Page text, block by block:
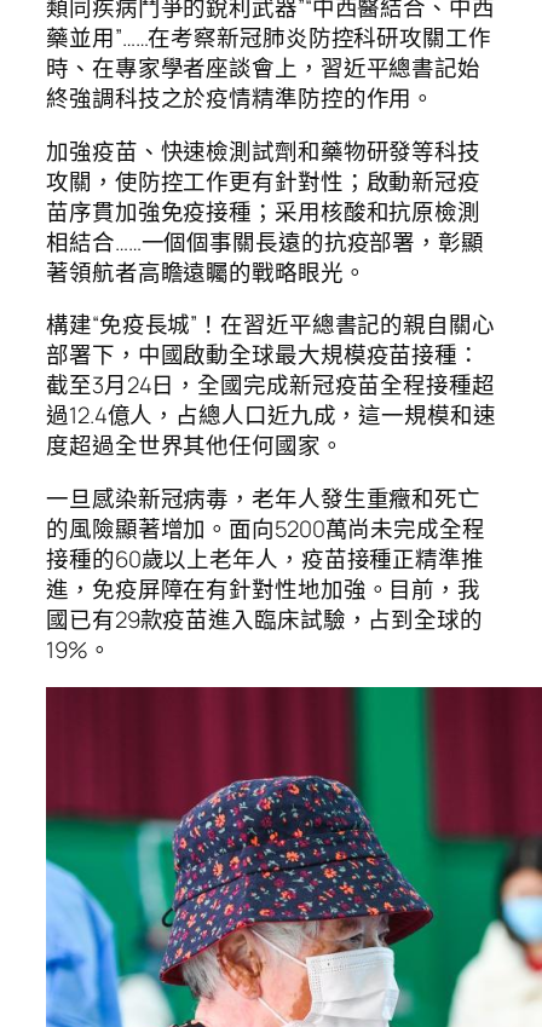
類同疾病鬥爭的銳利武器”“中西醫結合、中西
藥並用”……在考察新冠肺炎防控科研攻關工作
時、在專家學者座談會上，習近平總書記始
終強調科技之於疫情精準防控的作用。
加強疫苗、快速檢測試劑和藥物研發等科技
攻關，使防控工作更有針對性；啟動新冠疫
苗序貫加強免疫接種；采用核酸和抗原檢測
相結合……一個個事關長遠的抗疫部署，彰顯
著領航者高瞻遠矚的戰略眼光。
構建“免疫長城”！在習近平總書記的親自關心
部署下，中國啟動全球最大規模疫苗接種：
截至3月24日，全國完成新冠疫苗全程接種超
過12.4億人，占總人口近九成，這一規模和速
度超過全世界其他任何國家。
一旦感染新冠病毒，老年人發生重癥和死亡
的風險顯著增加。面向5200萬尚未完成全程
接種的60歲以上老年人，疫苗接種正精準推
進，免疫屏障在有針對性地加強。目前，我
國已有29款疫苗進入臨床試驗，占到全球的
19%。